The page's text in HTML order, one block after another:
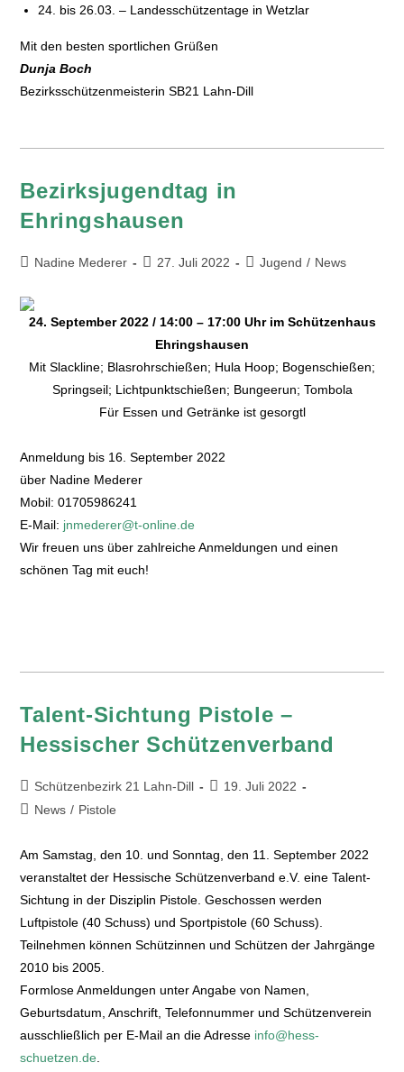
24. bis 26.03. – Landesschützentage in Wetzlar
Mit den besten sportlichen Grüßen
Dunja Boch
Bezirksschützenmeisterin SB21 Lahn-Dill
Bezirksjugendtag in
Ehringshausen
Nadine Mederer 27. Juli 2022 Jugend / News
24. September 2022 / 14:00 – 17:00 Uhr im Schützenhaus
Ehringshausen
Mit Slackline; Blasrohrschießen; Hula Hoop; Bogenschießen;
Springseil; Lichtpunktschießen; Bungeerun; Tombola
Für Essen und Getränke ist gesorgtl
Anmeldung bis 16. September 2022
über Nadine Mederer
Mobil: 01705986241
E-Mail: jnmederer@t-online.de
Wir freuen uns über zahlreiche Anmeldungen und einen
schönen Tag mit euch!
Talent-Sichtung Pistole –
Hessischer Schützenverband
Schützenbezirk 21 Lahn-Dill
19. Juli 2022
News / Pistole
Am Samstag, den 10. und Sonntag, den 11. September 2022
veranstaltet der Hessische Schützenverband e.V. eine Talent-
Sichtung in der Disziplin Pistole. Geschossen werden
Luftpistole (40 Schuss) und Sportpistole (60 Schuss).
Teilnehmen können Schützinnen und Schützen der Jahrgänge
2010 bis 2005.
Formlose Anmeldungen unter Angabe von Namen,
Geburtsdatum, Anschrift, Telefonnummer und Schützenverein
ausschließlich per E-Mail an die Adresse info@hess-
schuetzen.de